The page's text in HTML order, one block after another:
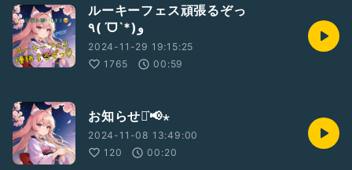
ルーキーフェス頑張るぞっ
٩(ˊᗜˋ*)و
2024-11-29 19:15:25
1765
00:59
お知らせ⋆͛📢⋆
2024-11-08 13:49:00
120
00:20